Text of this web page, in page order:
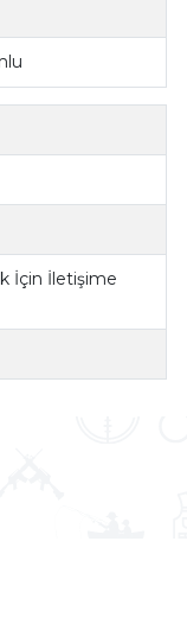
İçin İletişime